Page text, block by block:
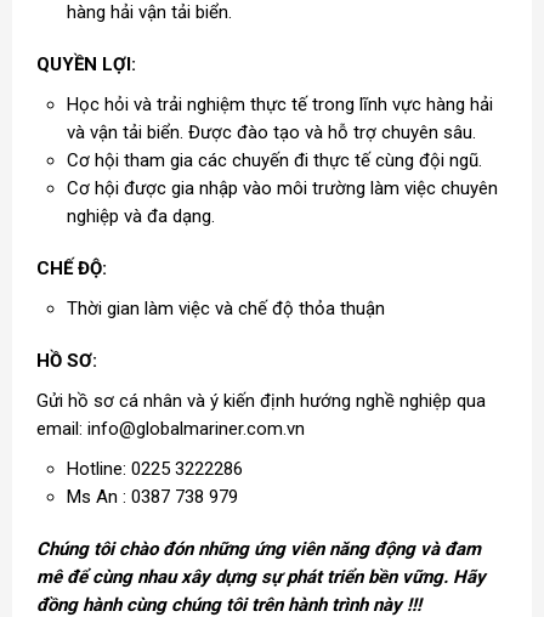
hàng hải vận tải biển.
QUYỀN LỢI:
Học hỏi và trải nghiệm thực tế trong lĩnh vực hàng hải
và vận tải biển. Được đào tạo và hỗ trợ chuyên sâu.
Cơ hội tham gia các chuyến đi thực tế cùng đội ngũ.
Cơ hội được gia nhập vào môi trường làm việc chuyên
nghiệp và đa dạng.
CHẾ ĐỘ:
Thời gian làm việc và chế độ thỏa thuận
HỒ SƠ:
Gửi hồ sơ cá nhân và ý kiến định hướng nghề nghiệp qua
email: info@globalmariner.com.vn
Hotline: 0225 3222286
Ms An : 0387 738 979
Chúng tôi chào đón những ứng viên năng động và đam
mê để cùng nhau xây dựng sự phát triển bền vững. Hãy
đồng hành cùng chúng tôi trên hành trình này !!!